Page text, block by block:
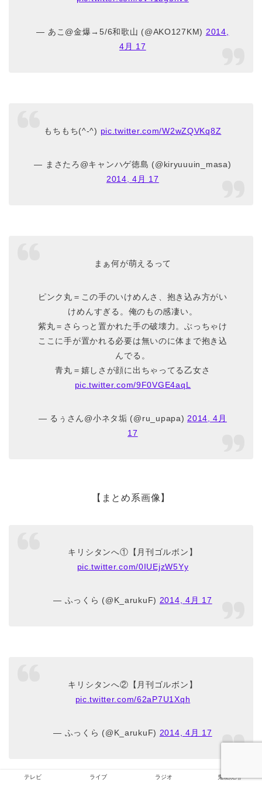
— あこ@金爆→5/6和歌山 (@AKO127KM) 2014,
4月 17
もちもち(^-^) pic.twitter.com/W2wZQVKq8Z
— まさたろ@キャンハゲ徳島 (@kiryuuuin_masa)
2014, 4月 17
まぁ何が萌えるって
ピンク丸＝この手のいけめんさ、抱き込み方がい
けめんすぎる。俺のもの感凄い。
紫丸＝さらっと置かれた手の破壊力。ぶっちゃけ
ここに手が置かれる必要は無いのに体まで抱き込
んでる。
青丸＝嬉しさが顔に出ちゃってる乙女さ
pic.twitter.com/9F0VGE4aqL
— るぅさん@小ネタ垢 (@ru_upapa) 2014, 4月
17
【まとめ系画像】
キリシタンへ①【月刊ゴルボン】
pic.twitter.com/0IUEjzW5Yy
— ふっくら (@K_arukuF) 2014, 4月 17
キリシタンへ②【月刊ゴルボン】
pic.twitter.com/62aP7U1Xqh
— ふっくら (@K_arukuF) 2014, 4月 17
テレビ ライブ ラジオ 鬼龍院翔